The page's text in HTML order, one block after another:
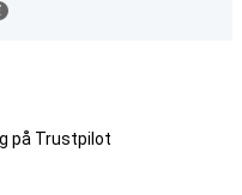
på Trustpilot